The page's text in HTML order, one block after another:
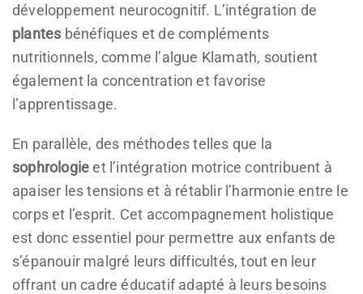
développement neurocognitif. L’intégration de
plantes bénéfiques et de compléments
nutritionnels, comme l’algue Klamath, soutient
également la concentration et favorise
l’apprentissage.
En parallèle, des méthodes telles que la
sophrologieet l’intégration motrice contribuent à
apaiser les tensions et à rétablir l’harmonie entre le
corps et l’esprit. Cet accompagnement holistique
est donc essentiel pour permettre aux enfants de
s’épanouir malgré leurs difficultés, tout en leur
offrant un cadre éducatif adapté à leurs besoins